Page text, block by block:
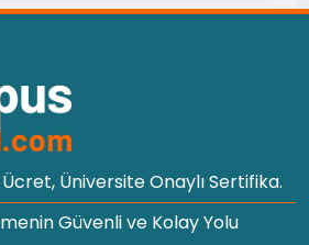
Üniversite Onaylı Sertifika.
Güvenli ve Kolay Yolu